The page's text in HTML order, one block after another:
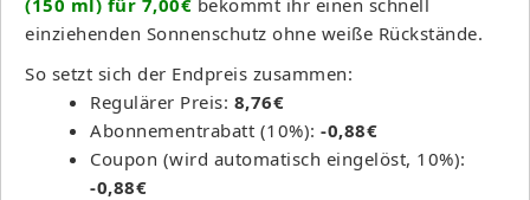
einziehenden Sonnenschutz ohne weiße Rückstände.
So setzt sich der Endpreis zusammen:
Regulärer Preis: 8,76€
Abonnementrabatt (10%): -0,88€
Coupon (wird automatisch eingelöst, 10%):
-0,88€